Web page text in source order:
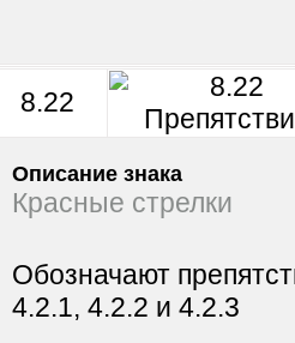
8.22
Описание знака
Красные стрелки
Обозначают
4.2.1, 4.2.2 и 4.2.3